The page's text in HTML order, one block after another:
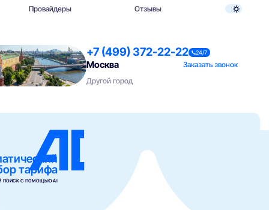
Провайдеры Отзывы
+7 (499) 372-22-22 24/7
Москва
Заказать звонок
Другой город
тарифа
ПОИСК С ПОМОЩЬЮ AI